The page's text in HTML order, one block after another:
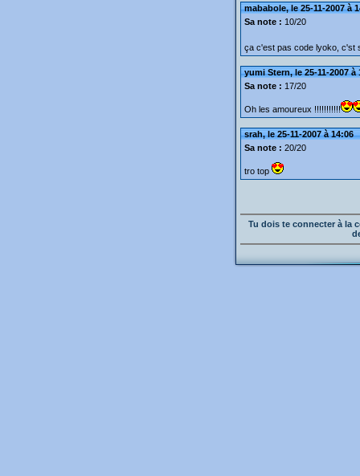
mababole, le 25-11-2007 à
Sa note : 10/20
ça c'est pas code lyoko, c'st
yumi Stern, le 25-11-2007 à
Sa note : 17/20
Oh les amoureux !!!!!!!!!!!
srah, le 25-11-2007 à 14:06
Sa note : 20/20
tro top
Tu dois te connecter à la